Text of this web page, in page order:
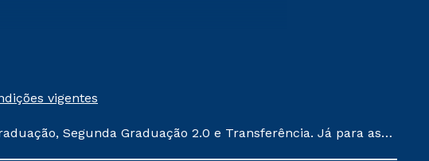
vigentes
Segunda Graduação 2.0 e Transferência. Já para as